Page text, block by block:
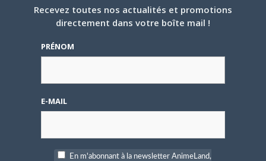
Recevez toutes nos actualités et promotions
directement dans votre boîte mail !
PRÉNOM
E-MAIL
En m'abonnant à la newsletter AnimeLand,